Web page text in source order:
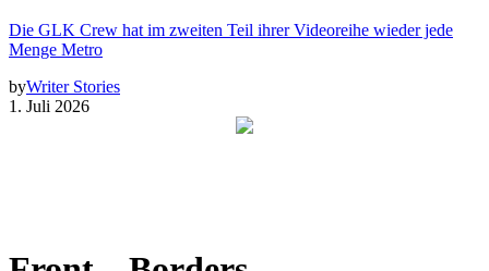
Die GLK Crew hat im zweiten Teil ihrer Videoreihe wieder jede
Menge Metro
byWriter Stories
1. Juli 2026